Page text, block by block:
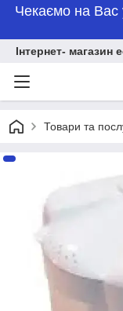
Чекаємо на Вас
Інтернет- магазин
Товари та